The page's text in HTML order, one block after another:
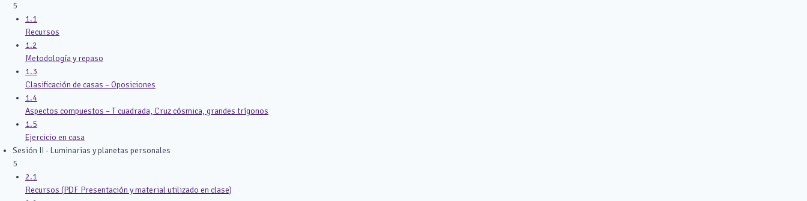
5
1.1
Recursos
1.2
Metodología y repaso
1.3
Clasificación de casas – Oposiciones
1.4
Aspectos compuestos – T cuadrada, Cruz cósmica, grandes trígonos
1.5
Ejercicio en casa
Sesión II - Luminarias y planetas personales
5
2.1
Recursos (PDF Presentación y material utilizado en clase)